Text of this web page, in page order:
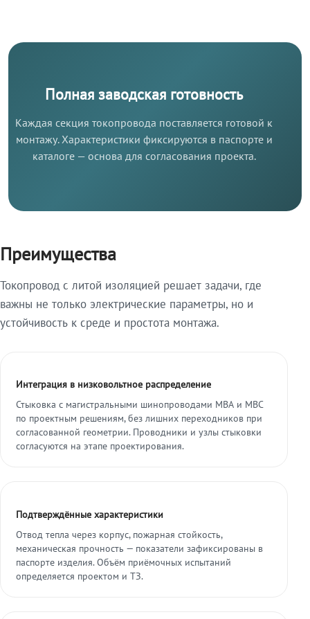
Полная заводская готовность
Каждая секция токопровода поставляется готовой к
монтажу. Характеристики фиксируются в паспорте и
каталоге — основа для согласования проекта.
Преимущества
Токопровод с литой изоляцией решает задачи, где
важны не только электрические параметры, но и
устойчивость к среде и простота монтажа.
Интеграция в низковольтное распределение
Стыковка с магистральными шинопроводами МВА и МВС
по проектным решениям, без лишних переходников при
согласованной геометрии. Проводники и узлы стыковки
согласуются на этапе проектирования.
Подтверждённые характеристики
Отвод тепла через корпус, пожарная стойкость,
механическая прочность — показатели зафиксированы в
паспорте изделия. Объём приёмочных испытаний
определяется проектом и ТЗ.